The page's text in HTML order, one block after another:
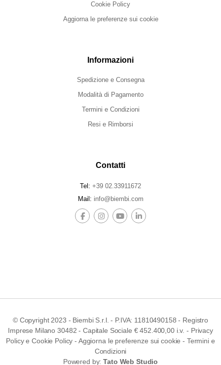
Cookie Policy
Aggiorna le preferenze sui cookie
Informazioni
Spedizione e Consegna
Modalità di Pagamento
Termini e Condizioni
Resi e Rimborsi
Contatti
Tel: +39 02.33911672
Mail: info@biembi.com
© Copyright 2023 - Biembi S.r.l. - P.IVA: 11810490158 - Registro
Imprese Milano 30482 - Capitale Sociale € 452.400,00 i.v. - Privacy
PolicyeCookie Policy - Aggiorna le preferenze sui cookie - Termini e
Condizioni
Powered by: Tato Web Studio